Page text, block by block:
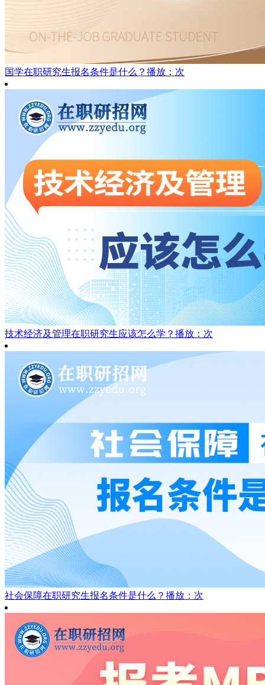
国学在职研究生报名条件是什么？ 播放：次
技术经济及管理在职研究生应该怎么学？ 播放：次
社会保障在职研究生报名条件是什么？ 播放：次